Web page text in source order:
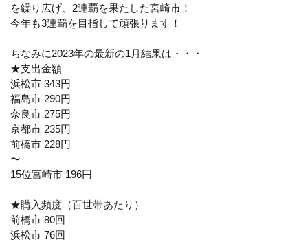
を繰り広げ、2連覇を果たした宮崎市！
今年も3連覇を目指して頑張ります！
ちなみに2023年の最新の1月結果は・・・
★支出金額
浜松市 343円
福島市 290円
奈良市 275円
京都市 235円
前橋市 228円
〜
15位宮崎市 196円
★購入頻度（百世帯あたり）
前橋市 80回
浜松市 76回